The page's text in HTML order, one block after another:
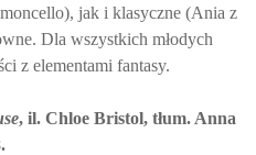
jak i klasyczne (Ania z
Dla wszystkich młodych
z elementami fantasy.
, il. Chloe Bristol, tłum. Anna